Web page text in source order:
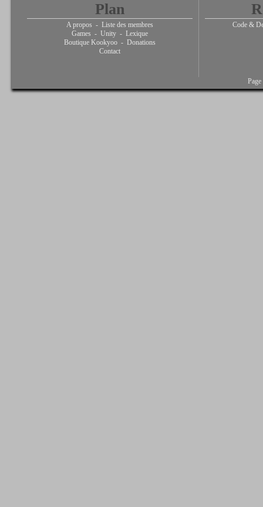
Plan
A propos - Liste des membres
Games - Unity - Lexique
Boutique Kookyoo - Donations
Contact
Code &